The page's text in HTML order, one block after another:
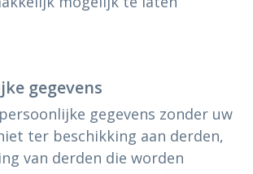
gegevens
gegevens zonder uw
ter beschikking aan derden,
van derden die worden